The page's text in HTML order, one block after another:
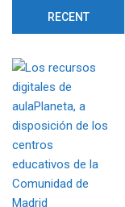
RECENT